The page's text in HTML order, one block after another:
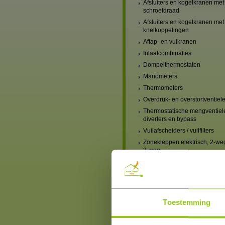
Toestemming
Afsluiters en kogelkranen met
schroefdraad
Afsluiters en kogelkranen met
knelkoppelingen
Aftap- en vulkranen
Inlaatcombinaties
Dompelthermostaten
Manometers
Thermometers
Overdruk- en
Thermostatische
diverters en bypass
Vuilafscheiders / vuilfilters
Zonekleppen elektrisch, 2-
3-weg
elektrisch
Verwarmingscircuit-set,
Blindstoppen en blindkappen